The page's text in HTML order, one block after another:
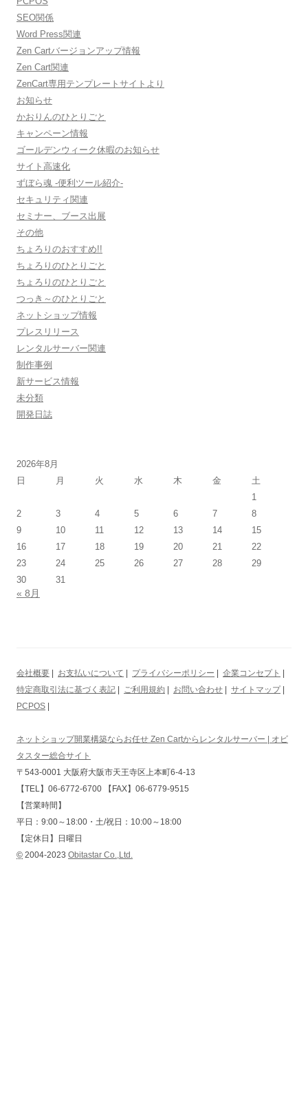
SEO関係
Word Press関連
Zen Cartバージョンアップ情報
Zen Cart関連
ZenCart専用テンプレートサイトより
お知らせ
かおりんのひとりごと
キャンペーン情報
ゴールデンウィーク休暇のお知らせ
サイト高速化
ずぼら魂 -便利ツール紹介-
セキュリティ関連
セミナー、ブース出展
その他
ちょろりのおすすめ!!
ちょろりのひとりごと
ちょろりのひとりごと
つっき～のひとりごと
ネットショップ情報
プレスリリース
レンタルサーバー関連
制作事例
新サービス情報
未分類
開発日誌
2026年8月
日
月 火 水 木 金
土
1
2
3 4 5 6 7
8
9
10 11 12 13 14
15
16
17 18 19 20 21
22
23
24 25 26 27 28
29
30
31
« 8月
会社概要 お支払いについて プライバシーポリシー 企業コンセプト
特定商取引法に基づく表記
ご利用規約 お問い合わせ サイトマップ|
PCPOS
ネットショップ開業構築ならお任せ Zen Cartからレンタルサーバー | オビ
タスター総合サイト
〒543-0001 大阪府大阪市天王寺区上本町6-4-13
【TEL】06-6772-6700 【FAX】06-6779-9515
【営業時間】
平日：9:00～18:00・土/祝日：10:00～18:00
【定休日】日曜日
© 2004-2023 Obitastar Co.,Ltd.